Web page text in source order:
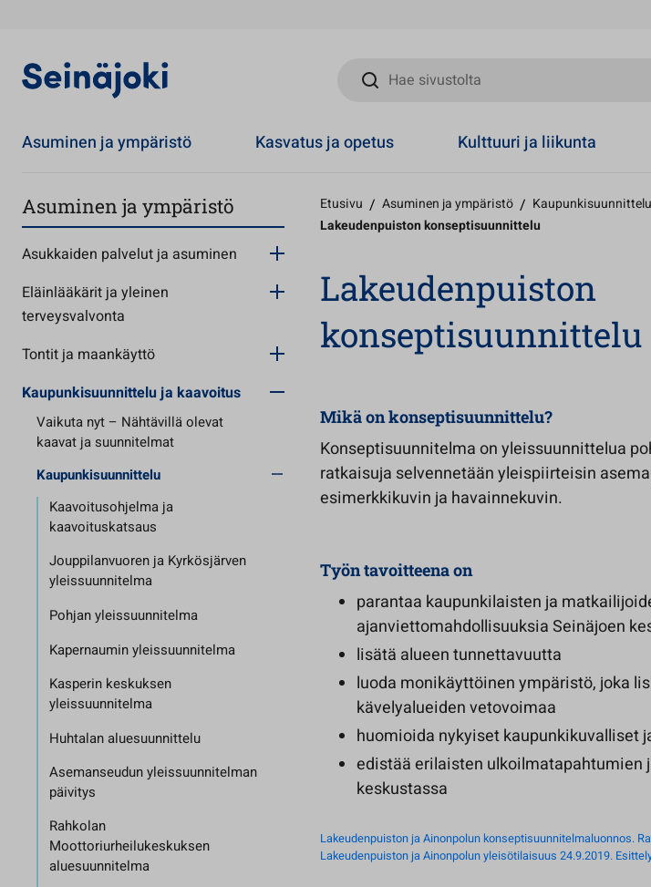
Hae sivustolta
Asuminen ja ympäristö Kasvatus ja opetus Kulttuuri ja liikunta
Asuminen ja ympäristö
Asukkaiden palvelut ja asuminen
Eläinlääkärit ja yleinen
terveysvalvonta
Tontit ja maankäyttö
Kaupunkisuunnittelu ja kaavoitus
Vaikuta nyt – Nähtävillä olevat
kaavat ja suunnitelmat
Kaupunkisuunnittelu
Kaavoitusohjelma ja
kaavoituskatsaus
Jouppilanvuoren ja Kyrkösjärven
yleissuunnitelma
Pohjan yleissuunnitelma
Kapernaumin yleissuunnitelma
Kasperin keskuksen
yleissuunnitelma
Huhtalan aluesuunnittelu
Asemanseudun yleissuunnitelman
päivitys
Rahkolan
Moottoriurheilukeskuksen
aluesuunnitelma
Etusivu / Asuminen ja ympäristö /
Lakeudenpuiston konseptisuunnittelu
Lakeudenpuiston
konseptisuunnittelu
Mikä on konseptisuunnittelu?
Konseptisuunnitelma on yleissuunnittelua
ratkaisuja selvennetään yleispiirteisin
esimerkkikuvin ja havainnekuvin.
Työn tavoitteena on
parantaa kaupunkilaisten ja
ajanviettomahdollisuuksia Seinäjoen
lisätä alueen tunnettavuutta
luoda monikäyttöinen ympäristö, joka
kävelyalueiden vetovoimaa
huomioida nykyiset kaupunkikuvalliset
edistää erilaisten
keskustassa
Lakeudenpuiston ja Ainonpolun konseptisuunnitelmaluonnos.
Lakeudenpuiston ja Ainonpolun yleisötilaisuus 24.9.2019.